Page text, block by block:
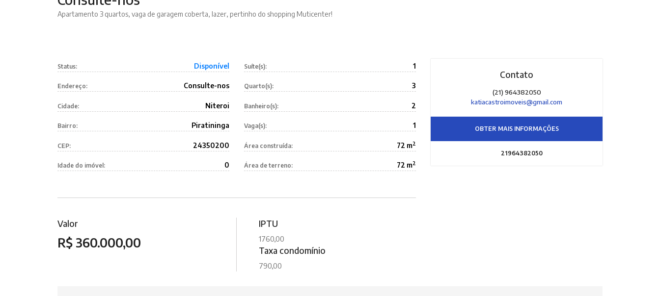
Apartamento 3 quartos, vaga de garagem coberta, lazer, pertinho do shopping Muticenter!
Status: Disponível
Endereço: Consulte-nos
Cidade: Niteroi
Bairro: Piratininga
CEP: 24350200
Idade do imóvel: 0
Suíte(s): 1
Quarto(s): 3
Banheiro(s): 2
Vaga(s): 1
Área construída: 72 m2
Área de terreno: 72 m2
Valor
R$ 360.000,00
IPTU
1760,00
Taxa condomínio
790,00
Contato
(21) 964382050
katiacastroimoveis@gmail.com
OBTER MAIS INFORMAÇÕES
21964382050